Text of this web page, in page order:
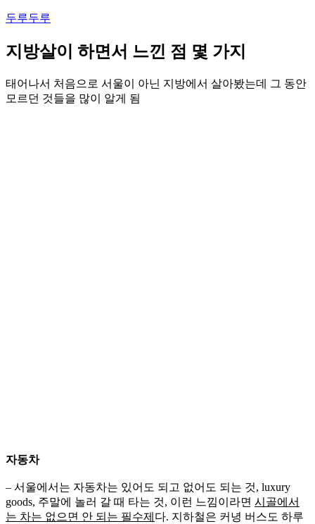
콘
츠
바
로
가
두루두루
지방살이 하면서 느낀 점 몇 가지
태어나서 처음으로 서울이 아닌 지방에서 살아봤는데 그 동안
모르던 것들을 많이 알게 됨
자동차
– 서울에서는 자동차는 있어도 되고 없어도 되는 것, luxury
goods, 주말에 놀러 갈 때 타는 것, 이런 느낌이라면 시골에서
는 차는 없으면 안 되는 필수제 다. 지하철은 커녕 버스도 하루